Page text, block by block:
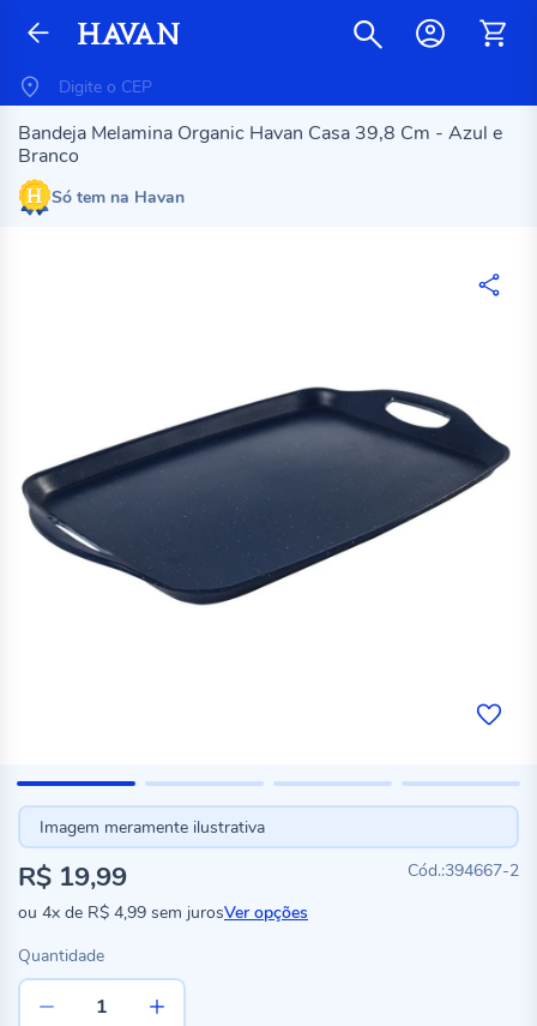
Bandeja Melamina Organic Havan Casa 39,8 Cm - Azul e
Branco
Só tem na Havan
Imagem meramente ilustrativa
394667-2
R$ 19,99
ou 4x de R$ 4,99 sem jurosVer opções
Quantidade